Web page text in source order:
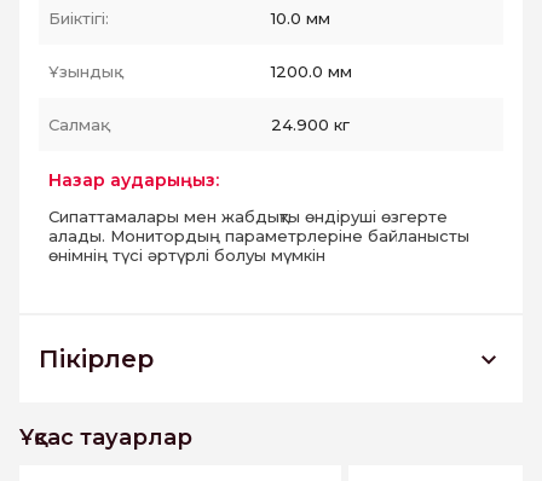
Биіктігі: 10.0 мм
Ұзындық : 1200.0 мм
Салмақ: 24.900 кг
Назар аударыңыз:
Сипаттамалары мен жабдықты өндіруші өзгерте
алады. Монитордың параметрлеріне байланысты
өнімнің түсі әртүрлі болуы мүмкін
Пікірлер
600x1200
Ұқсас тауарлар